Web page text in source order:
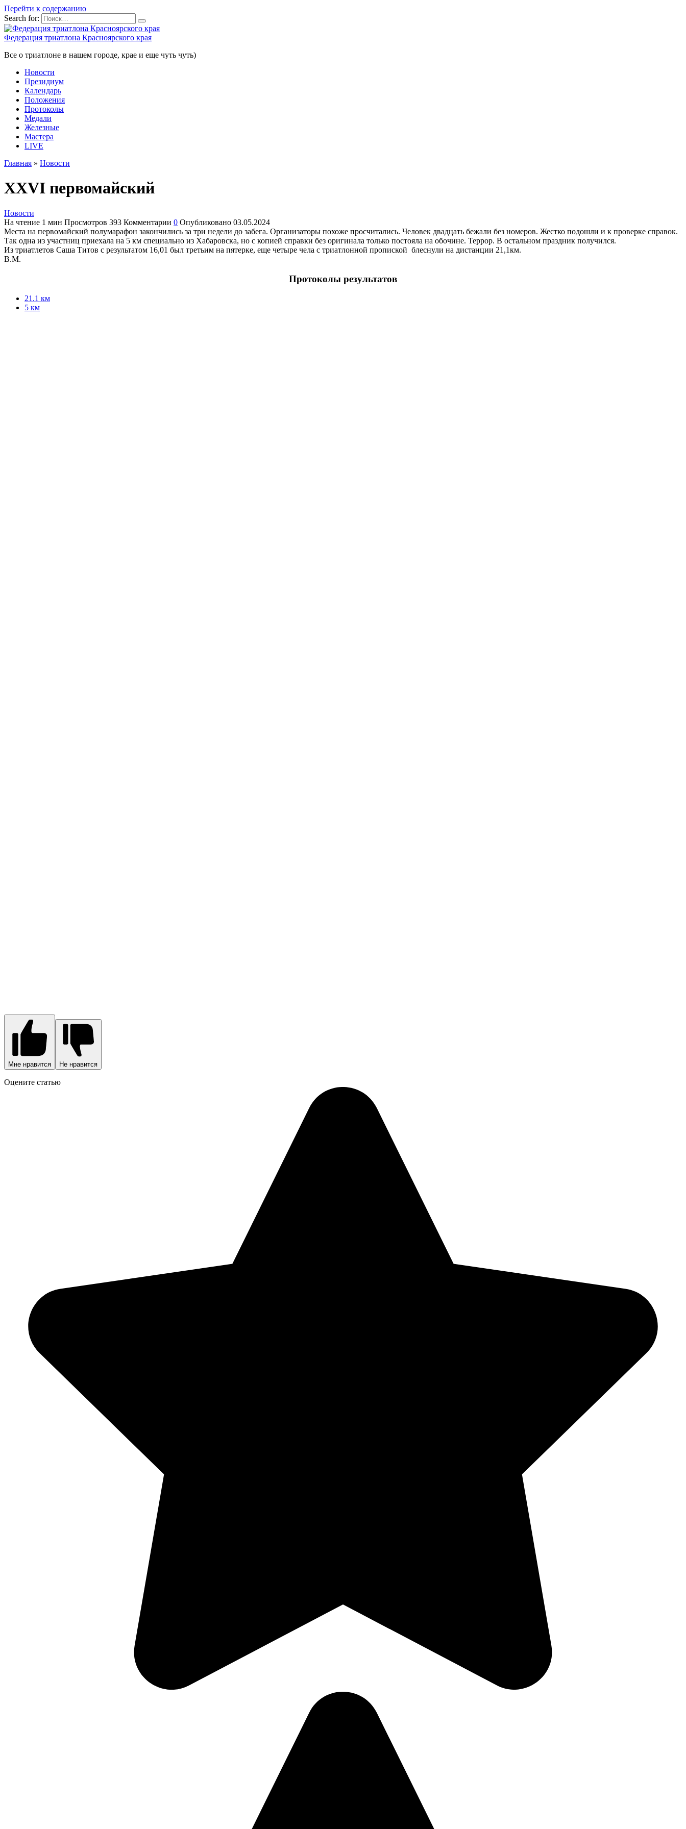
Перейти к содержанию
Search for:
Федерация триатлона Красноярского края
Все о триатлоне в нашем городе, крае и еще чуть чуть)
Новости
Президиум
Календарь
Положения
Протоколы
Медали
Железные
Мастера
LIVE
Главная » Новости
XXVI первомайский
Новости
На чтение 1 мин Просмотров 393 Комментарии 0 Опубликовано 03.05.2024
Места на первомайский полумарафон закончились за три недели до забега. Организаторы похоже просчитались. Человек двадцать бежали без номеров. Жестко подошли и к проверке справок.
Так одна из участниц приехала на 5 км специально из Хабаровска, но с копией справки без оригинала только постояла на обочине. Террор. В остальном праздник получился.
Из триатлетов Саша Титов с результатом 16,01 был третьим на пятерке, еще четыре чела с триатлонной пропиской блеснули на дистанции 21,1км.
В.М.
Протоколы результатов
21.1 км
5 км
Мне нравится Не нравится
Оцените статью